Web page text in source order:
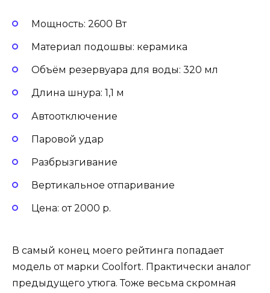
Мощность: 2600 Вт
Материал подошвы: керамика
Объём резервуара для воды: 320 мл
Длина шнура: 1,1 м
Автоотключение
Паровой удар
Разбрызгивание
Вертикальное отпаривание
Цена: от 2000 р.
В самый конец моего рейтинга попадает
модель от марки Coolfort. Практически аналог
предыдущего утюга. Тоже весьма скромная